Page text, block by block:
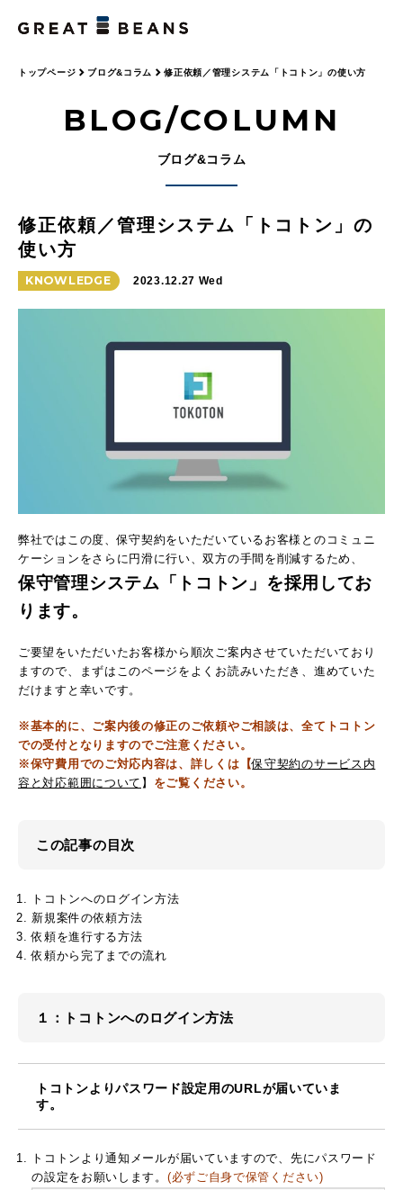
トップページ ブログ&コラム 修正依頼／管理システム「トコトン」の使い方
BLOG/COLUMN
ブログ&コラム
修正依頼／管理システム「トコトン」の
使い方
KNOWLEDGE 2023.12.27 Wed
弊社ではこの度、保守契約をいただいているお客様とのコミュニ
ケーションをさらに円滑に行い、双方の手間を削減するため、
保守管理システム「トコトン」を採用してお
ります。
ご要望をいただいたお客様から順次ご案内させていただいており
ますので、まずはこのページをよくお読みいただき、進めていた
だけますと幸いです。
※基本的に、ご案内後の修正のご依頼やご相談は、全てトコトン
での受付となりますのでご注意ください。
※保守費用でのご対応内容は、詳しくは【保守契約のサービス内
容と対応範囲について 】 をご覧ください。
この記事の目次
トコトンへのログイン方法
新規案件の依頼方法
依頼を進行する方法
依頼から完了までの流れ
１：トコトンへのログイン方法
トコトンよりパスワード設定用のURLが届いていま
す。
トコトンより通知メールが届いていますので、先にパスワード
の設定をお願いします。 (必ずご自身で保管ください)